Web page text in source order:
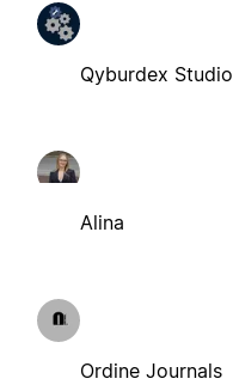
Qyburdex Studio
Alina
Ordine Journals